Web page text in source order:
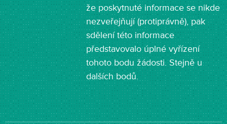
že poskytnuté informace se nikde
nezveřejňují (protiprávně), pak
sdělení této informace
představovalo úplné vyřízení
tohoto bodu žádosti. Stejně u
dalších bodů.